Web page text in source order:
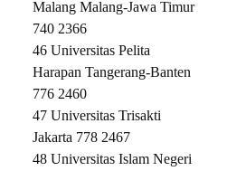
Malang Malang-Jawa Timur
740 2366
46 Universitas Pelita
Harapan Tangerang-Banten
776 2460
47 Universitas Trisakti
Jakarta 778 2467
48 Universitas Islam Negeri